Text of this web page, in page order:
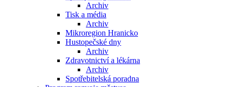
Archiv
Tisk a média
Archiv
Mikroregion Hranicko
Hustopečské dny
Archiv
Zdravotnictví a lékárna
Archiv
Spotřebitelská poradna